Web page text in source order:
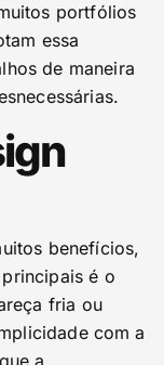
portfólios
essa
de maneira
benefícios,
é o
fria ou
com a
a